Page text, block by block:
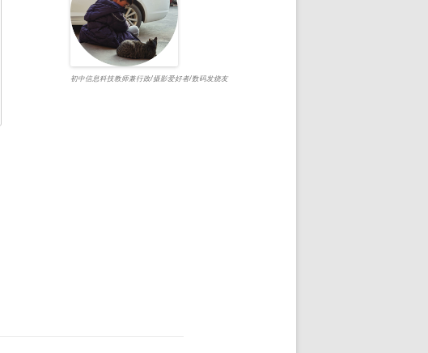
初中信息科技教师兼行政/摄影爱好者/数码发烧友